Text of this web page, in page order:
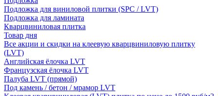
Подложка для виниловой плитки (SPC / LVT)
Подложка для ламината
Кварцвиниловая плитка
Товар дня
Все акции и скидки на клеевую кварцвиниловую плитку
(LVT)
Английская ёлочка LVT
Французская ёлочка LVT
Палуба LVT (прямой)
Под камень / бетон / мрамор LVT